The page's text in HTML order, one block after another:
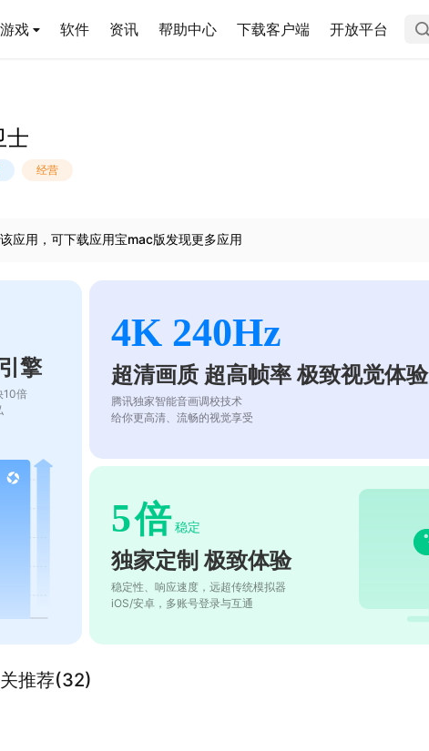
游戏 软件 资讯 帮助中心 下载客户端 开放平台
士
经营
应用，可下载应用宝mac版发现更多应用
擎
10倍
4K 240Hz
超清画质 超高帧率 极致视觉体验
腾讯独家智能音画调校技术
给你更高清、流畅的视觉享受
5倍 稳定
独家定制 极致体验
稳定性、响应速度，远超传统模拟器
iOS/安卓，多账号登录与互通
推荐(32)